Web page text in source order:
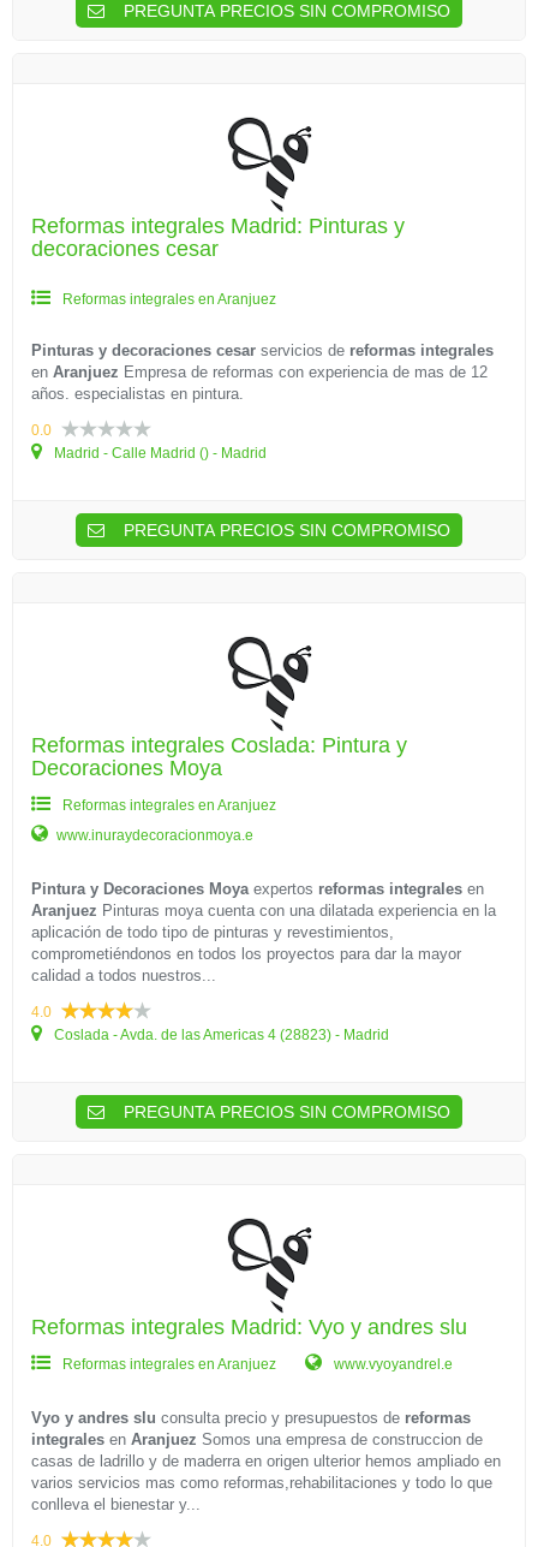
PREGUNTA PRECIOS SIN COMPROMISO
Reformas integrales Madrid: Pinturas y
decoraciones cesar
Reformas integrales en Aranjuez
Pinturas y decoraciones cesar servicios de reformas integrales
en Aranjuez Empresa de reformas con experiencia de mas de 12
años. especialistas en pintura.
0.0
Madrid - Calle Madrid () - Madrid
PREGUNTA PRECIOS SIN COMPROMISO
Reformas integrales Coslada: Pintura y
Decoraciones Moya
Reformas integrales en Aranjuez
www.inuraydecoracionmoya.e
Pintura y Decoraciones Moyaexpertos reformas integrales en
Aranjuez Pinturas moya cuenta con una dilatada experiencia en la
aplicación de todo tipo de pinturas y revestimientos,
comprometiéndonos en todos los proyectos para dar la mayor
calidad a todos nuestros...
4.0
Coslada - Avda. de las Americas 4 (28823) - Madrid
PREGUNTA PRECIOS SIN COMPROMISO
Reformas integrales Madrid: Vyo y andres slu
Reformas integrales en Aranjuez www.vyoyandrel.e
Vyo y andres slu consulta precio y presupuestos de reformas
integrales en Aranjuez Somos una empresa de construccion de
casas de ladrillo y de maderra en origen ulterior hemos ampliado en
varios servicios mas como reformas,rehabilitaciones y todo lo que
conlleva el bienestar y...
4.0